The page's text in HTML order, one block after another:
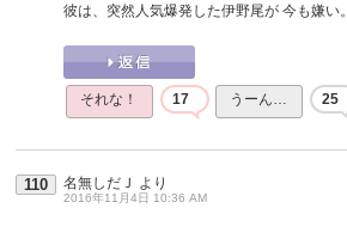
彼は、突然人気爆発した伊野尾が 今も嫌い。
それな！ 17 うーん… 25
110 名無しだＪ より
2016年11月4日 10:36 AM